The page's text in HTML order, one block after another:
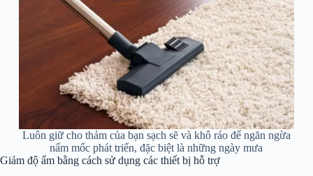
Luôn giữ cho thảm của bạn sạch sẽ và khô ráo để ngăn ngừa
nấm mốc phát triển, đặc biệt là những ngày mưa
Giảm độ ẩm bằng cách sử dụng các thiết bị hỗ trợ